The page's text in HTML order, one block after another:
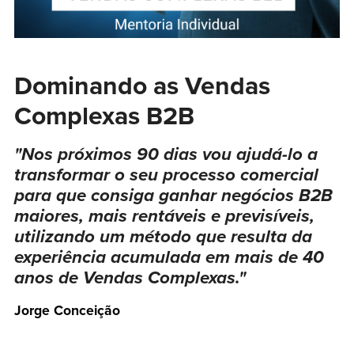
Dominando as Vendas
Complexas B2B
"Nos próximos 90 dias vou ajudá-lo a
transformar o seu processo comercial
para que consiga ganhar negócios B2B
maiores, mais rentáveis e previsíveis,
utilizando um método que resulta da
experiência acumulada em mais de 40
anos de Vendas Complexas."
Jorge Conceição